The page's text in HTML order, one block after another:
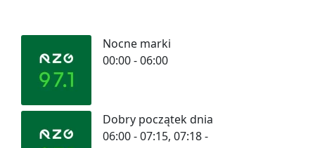
Nocne marki
00:00 - 06:00
Dobry początek dnia
06:00 - 07:15, 07:18 -